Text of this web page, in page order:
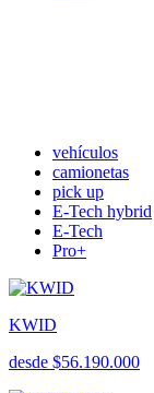
vehículos
camionetas
pick up
E-Tech hybrid
E-Tech
Pro+
KWID
desde $56.190.000